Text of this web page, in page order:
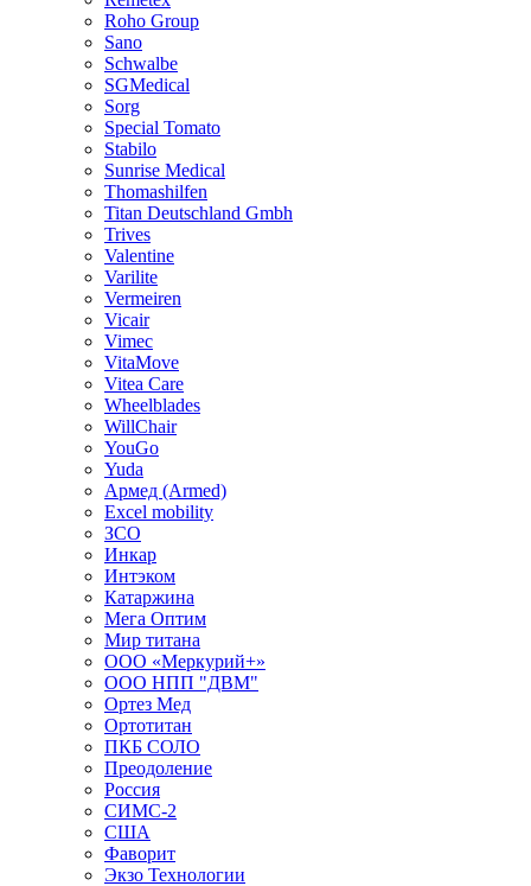
Roho Group
Sano
Schwalbe
SGMedical
Sorg
Special Tomato
Stabilo
Sunrise Medical
Thomashilfen
Titan Deutschland Gmbh
Trives
Valentine
Varilite
Vermeiren
Vicair
Vimec
VitaMove
Vitea Care
Wheelblades
WillChair
YouGo
Yuda
Армед (Armed)
Еxcel mobility
ЗСО
Инкар
Интэком
Катаржина
Мега Оптим
Мир титана
ООО «Меркурий+»
ООО НПП "ДВМ"
Ортез Мед
Ортотитан
ПКБ СОЛО
Преодоление
Россия
СИМС-2
США
Фаворит
Экзо Технологии